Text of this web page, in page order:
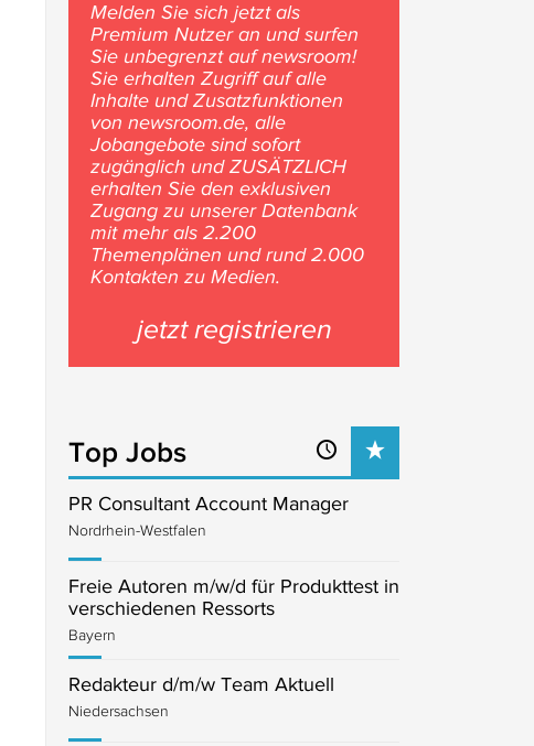
Melden Sie sich jetzt als
Premium Nutzer an und surfen
Sie unbegrenzt auf newsroom!
Sie erhalten Zugriff auf alle
Inhalte und Zusatzfunktionen
von newsroom.de, alle
Jobangebote sind sofort
zugänglich und ZUSÄTZLICH
erhalten Sie den exklusiven
Zugang zu unserer Datenbank
mit mehr als 2.200
Themenplänen und rund 2.000
Kontakten zu Medien.
jetzt registrieren
Top Jobs
PR Consultant Account Manager
Nordrhein-Westfalen
Freie Autoren m/w/d für Produkttest in
verschiedenen Ressorts
Bayern
Redakteur d/m/w Team Aktuell
Niedersachsen